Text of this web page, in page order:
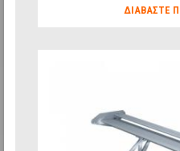
ΔΙΑΒΆΣΤΕ